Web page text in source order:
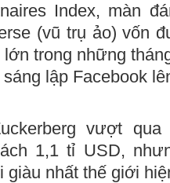
Index, màn
(vũ trụ ảo) vốn
trong những
lập Facebook
vượt
1,1 tỉ USD,
giàu nhất thế giới